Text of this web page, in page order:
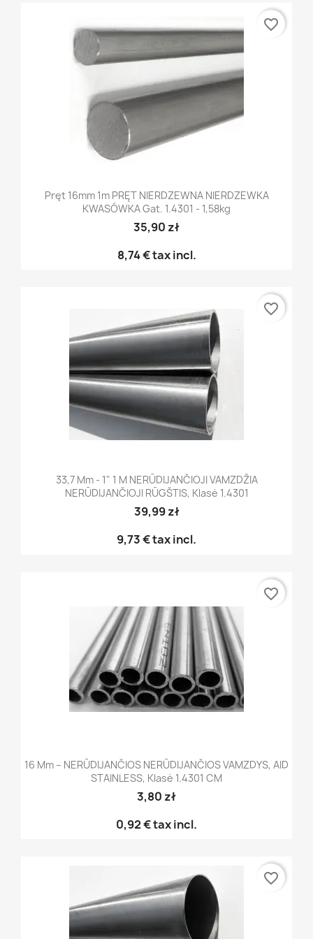
Pręt 16mm 1m PRĘT NIERDZEWNA NIERDZEWKA
KWASÓWKA Gat. 1.4301 - 1,58kg
35,90 zł
8,74 €tax incl.
favorite_border
33,7 Mm - 1" 1 M NERŪDIJANČIOJI VAMZDŽIA
NERŪDIJANČIOJI RŪGŠTIS, Klasė 1.4301
39,99 zł
9,73 €tax incl.
favorite_border
16 Mm – NERŪDIJANČIOS NERŪDIJANČIOS VAMZDYS, AID
STAINLESS, Klasė 1.4301 CM
3,80 zł
0,92 €tax incl.
favorite_border
favorite_border